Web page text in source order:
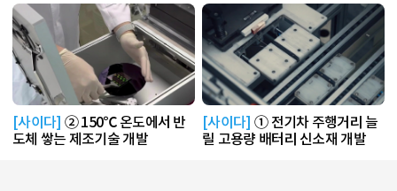
[사이다] ② 150℃ 온도에서 반
도체 쌓는 제조기술 개발
[사이다] ① 전기차 주행거리 늘
릴 고용량 배터리 신소재 개발